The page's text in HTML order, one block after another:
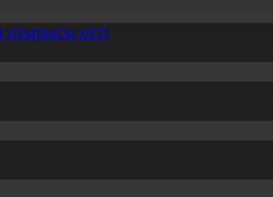
отырысы өтті